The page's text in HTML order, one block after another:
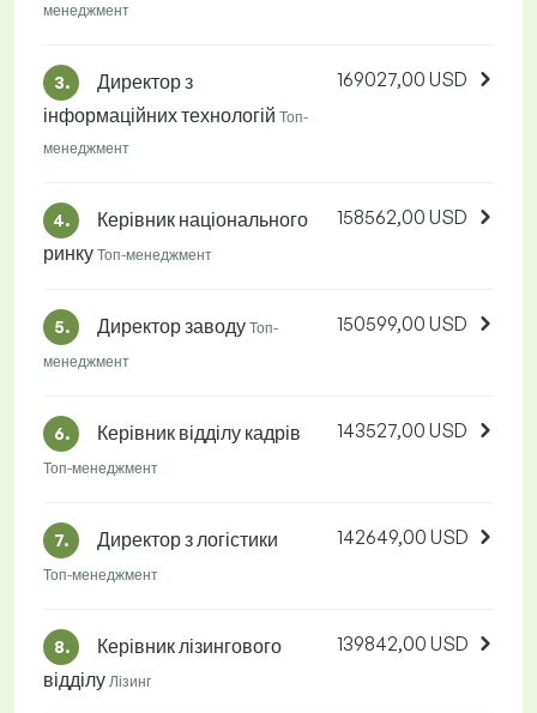
менеджмент
3.
Директор з
інформаційних технологій Топ-
менеджмент
169027,00 USD
4.
Керівник національного
ринку Топ-менеджмент
158562,00 USD
5. Директор заводу Топ-
менеджмент
150599,00 USD
6. Керівник відділу кадрів
Топ-менеджмент
143527,00 USD
7. Директор з логістики
Топ-менеджмент
142649,00 USD
8.
Керівник лізингового
відділу Лізинг
139842,00 USD